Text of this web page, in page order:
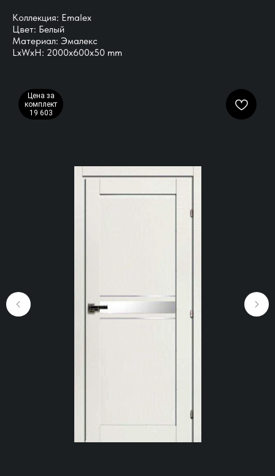
Коллекция: Emalex
Цвет: Белый
Материал: Эмалекс
LxWxH: 2000x600x50 mm
Цена за
комплект
19 603